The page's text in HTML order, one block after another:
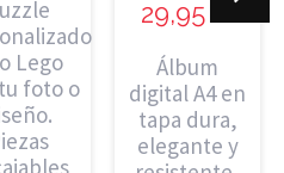
Lego
foto o
29,95
€
Álbum
digital A4 en
tapa dura,
elegante y